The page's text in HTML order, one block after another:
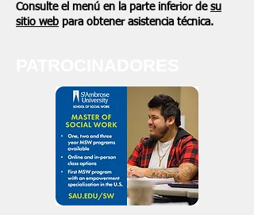
Consulte el menú en la parte inferior de su
sitio web para obtener asistencia técnica.